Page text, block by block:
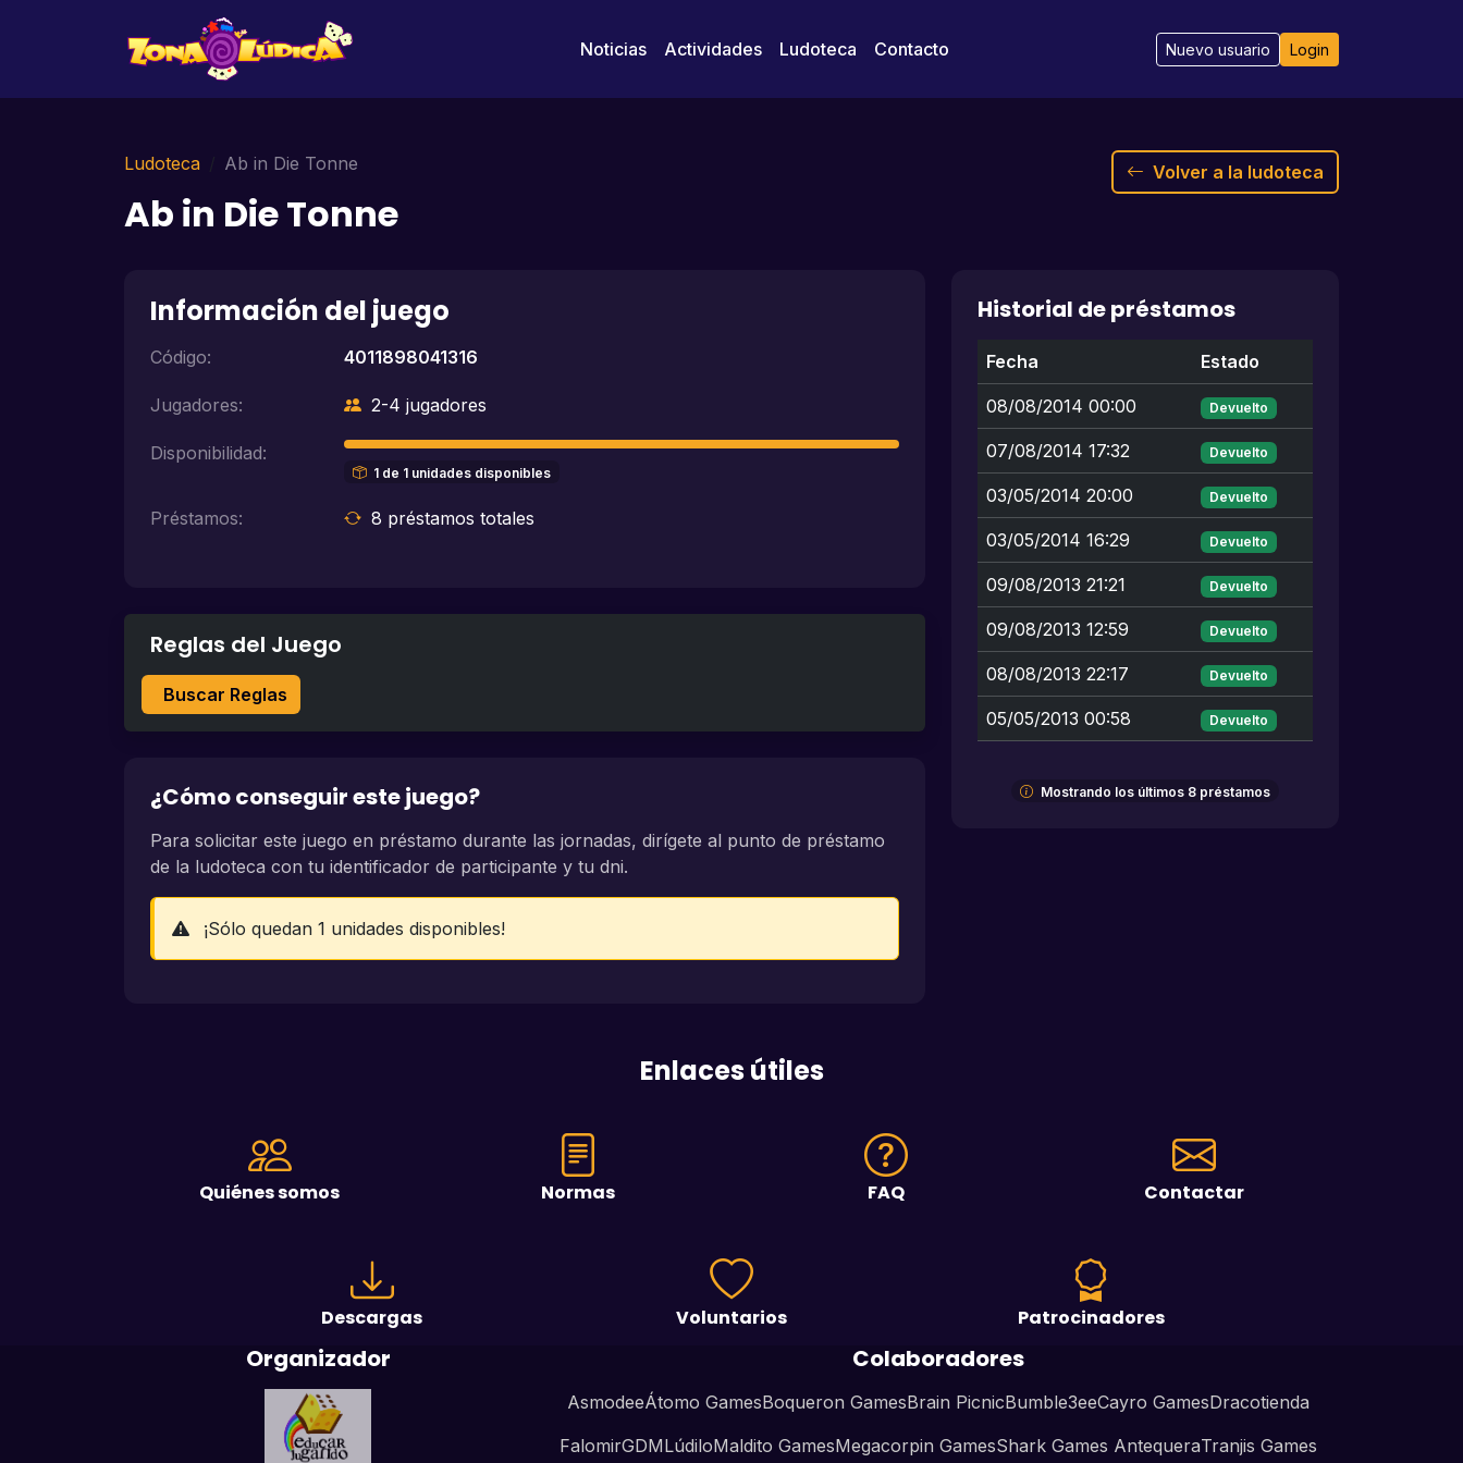
Noticias Actividades Ludoteca Contacto Nuevo usuario Login
Ludoteca Ab in Die Tonne
Ab in Die Tonne
Volver a la ludoteca
Información del juego
Código: 4011898041316
Jugadores: 2-4 jugadores
Disponibilidad:
1 de 1 unidades disponibles
Préstamos: 8 préstamos totales
Reglas del Juego
Buscar Reglas
¿Cómo conseguir este juego?
Para solicitar este juego en préstamo durante las jornadas, dirígete al punto de préstamo
de la ludoteca con tu identificador de participante y tu dni.
¡Sólo quedan 1 unidades disponibles!
Historial de préstamos
Fecha Estado
08/08/2014 00:00 Devuelto
07/08/2014 17:32 Devuelto
03/05/2014 20:00 Devuelto
03/05/2014 16:29 Devuelto
09/08/2013 21:21 Devuelto
09/08/2013 12:59 Devuelto
08/08/2013 22:17 Devuelto
05/05/2013 00:58 Devuelto
Mostrando los últimos 8 préstamos
Enlaces útiles
Quiénes somos Normas FAQ Contactar
Descargas Voluntarios Patrocinadores
Organizador Colaboradores
AsmodeeÁtomo GamesBoqueron GamesBrain PicnicBumble3eeCayro GamesDracotienda
FalomirGDMLúdiloMaldito GamesMegacorpin GamesShark Games AntequeraTranjis Games